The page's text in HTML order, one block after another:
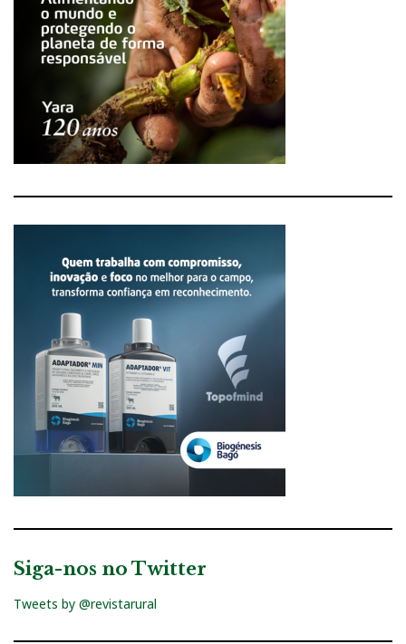
Siga-nos no Twitter
Tweets by @revistarural